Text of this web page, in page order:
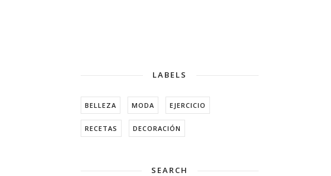
LABELS
BELLEZA MODA EJERCICIO
RECETAS DECORACIÓN
SEARCH